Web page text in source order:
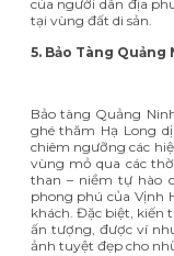
của người dân địa
tại vùng đất di sản.
5. Bảo Tàng Quảng
Bảo tàng Quảng
ghé thăm Hạ Long
chiêm ngưỡng các
vùng mỏ qua các
than – niềm tự hào
phong phú của Vịnh
khách. Đặc biệt, kiến
ấn tượng, được ví
ảnh tuyệt đẹp cho